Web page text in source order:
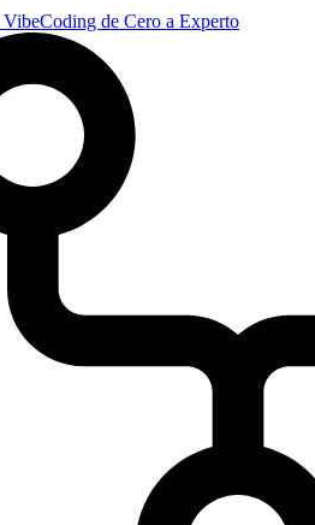
VibeCoding de Cero a Experto